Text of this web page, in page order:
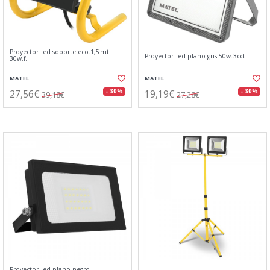
Proyector led soporte eco.1,5mt
30w.f.
MATEL
27,56€ 39,18€ - 30%
Proyector led plano gris 50w.3cct
MATEL
19,19€ 27,28€ - 30%